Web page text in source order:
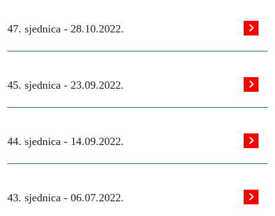
47. sjednica - 28.10.2022.
45. sjednica - 23.09.2022.
44. sjednica - 14.09.2022.
43. sjednica - 06.07.2022.